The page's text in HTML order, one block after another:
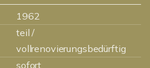
1962
teil /
vollrenovierungsbedürftig
sofort